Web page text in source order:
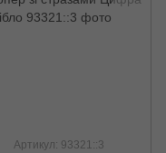
Артикул: 93321::3